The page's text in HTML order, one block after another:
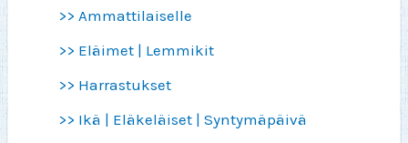
>> Ammattilaiselle
>> Eläimet | Lemmikit
>> Harrastukset
>> Ikä | Eläkeläiset | Syntymäpäivä